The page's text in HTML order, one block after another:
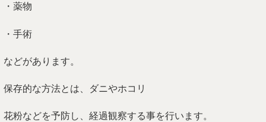
・薬物
・手術
などがあります。
保存的な方法とは、ダニやホコリ
花粉などを予防し、経過観察する事を行います。